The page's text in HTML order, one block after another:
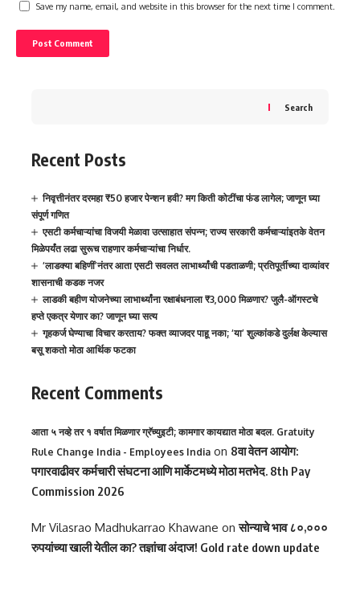
Save my name, email, and website in this browser for the next time I comment.
Search
Recent Posts
निवृत्तीनंतर दरमहा ₹50 हजार पेन्शन हवी? मग किती कोटींचा फंड लागेल; जाणून घ्या
संपूर्ण गणित
एसटी कर्मचाऱ्यांचा विजयी मेळावा उत्साहात संपन्न; राज्य सरकारी कर्मचाऱ्यांइतके वेतन
मिळेपर्यंत लढा सुरूच राहणार कर्मचाऱ्यांचा निर्धार.
‘लाडक्या बहिणीं’नंतर आता एसटी सवलत लाभार्थ्यांची पडताळणी; प्रतिपूर्तीच्या दाव्यांवर
शासनाची कडक नजर
लाडकी बहीण योजनेच्या लाभार्थ्यांना रक्षाबंधनाला ₹3,000 मिळणार? जुलै-ऑगस्टचे
हप्ते एकत्र येणार का? जाणून घ्या सत्य
गृहकर्ज घेण्याचा विचार करताय? फक्त व्याजदर पाहू नका; ‘या’ शुल्कांकडे दुर्लक्ष केल्यास
बसू शकतो मोठा आर्थिक फटका
Recent Comments
आता ५ नव्हे तर १ वर्षात मिळणार ग्रॅच्युइटी; कामगार कायद्यात मोठा बदल. Gratuity
Rule Change India - Employees India on 8वा वेतन आयोग:
पगारवाढीवर कर्मचारी संघटना आणि मार्केटमध्ये मोठा मतभेद. 8th Pay
Commission 2026
Mr Vilasrao Madhukarrao Khawane onसोन्याचे भाव ८०,०००
रुपयांच्या खाली येतील का? तज्ञांचा अंदाज! Gold rate down update